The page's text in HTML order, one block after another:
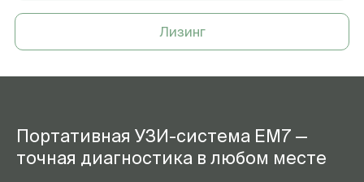
Лизинг
Портативная УЗИ-система ЕМ7 —
точная диагностика в любом месте